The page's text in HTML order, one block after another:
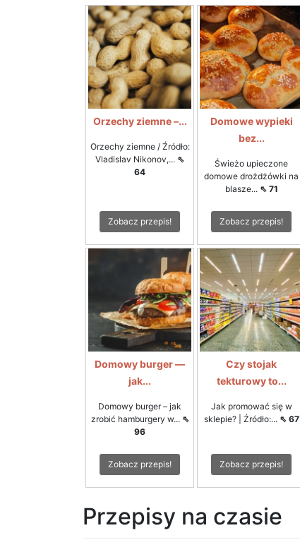
Orzechy ziemne –...
Orzechy ziemne / Źródło:
Vladislav Nikonov,... ⇖
64
Zobacz przepis!
Domowe wypieki
bez...
Świeżo upieczone
domowe drożdżówki na
blasze... ⇖ 71
Zobacz przepis!
Domowy burger —
jak...
Domowy burger – jak
zrobić hamburgery w... ⇖
96
Zobacz przepis!
Czy stojak
tekturowy to...
Jak promować się w
sklepie? | Źródło:... ⇖ 67
Zobacz przepis!
Przepisy na czasie